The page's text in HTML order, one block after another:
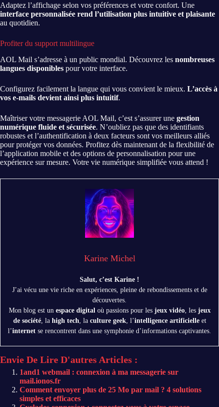
Adaptez l’affichage selon vos préférences et votre confort. Une
interface personnalisée rend l’utilisation plus intuitive et plaisante
au quotidien.
Profiter du support multilingue
AOL Mail s’adresse à un public mondial. Découvrez les nombreuses
langues disponibles pour votre interface.
Configurez facilement la langue qui vous convient le mieux. L’accès à
vos e-mails devient ainsi plus intuitif.
Maîtriser votre messagerie AOL Mail, c’est s’assurer une gestion
numérique fluide et sécurisée. N’oubliez pas que des identifiants
robustes et l’authentification à deux facteurs sont vos meilleurs alliés
pour protéger vos données. Profitez dès maintenant de la flexibilité de
l’application mobile et des options de personnalisation pour une
expérience sur mesure. Votre vie numérique simplifiée vous attend !
Karine Michel
Salut, c’est Karine !
J’ai vécu une vie riche en expériences, pleine de rebondissements et de
découvertes.
Mon blog est un espace digital où passions pour les jeux vidéo, les jeux
de société, la high tech , la culture geek, l’intelligence artificielleet
l’internet se rencontrent dans une symphonie d’informations captivantes.
Envie De Lire D'autres Articles :
1and1 webmail : connexion à ma messagerie sur
mail.ionos.fr
Comment envoyer plus de 25 Mo par mail ? 4 solutions
simples et efficaces